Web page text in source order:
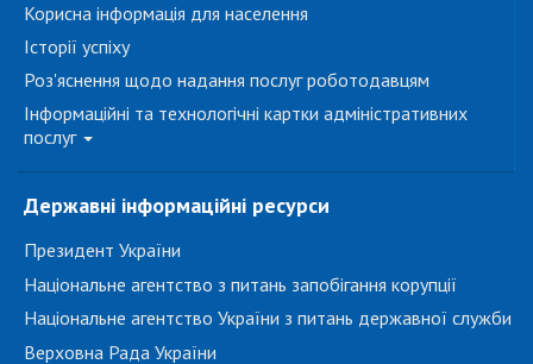
Корисна інформація для населення
Історії успіху
Роз'яснення щодо надання послуг роботодавцям
Інформаційні та технологічні картки адміністративних
послуг
Державні інформаційні ресурси
Президент України
Національне агентство з питань запобігання корупції
Національне агентство України з питань державної служби
Верховна Рада України